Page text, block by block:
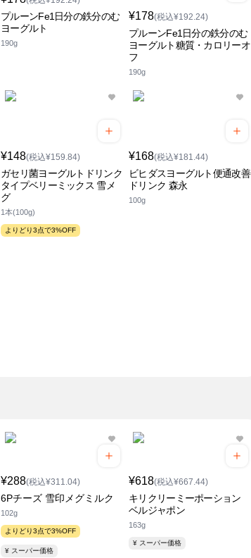
プルーンFe1日分の鉄分のむ
ヨーグルト
190g
¥178(税込¥192.24)
プルーンFe1日分の鉄分のむ
ヨーグルト糖質・カロリーオ
フ
190g
¥148(税込¥159.84)
ガセリ菌ヨーグルトドリンク
タイプベリーミックス 雪メ
グ
1本(100g)
よりどり3点で3%OFF
¥168(税込¥181.44)
ビヒダスヨーグルト便通改善
ドリンク 森永
100g
¥288(税込¥311.04)
6Pチーズ 雪印メグミルク
102g
よりどり3点で3%OFF
¥ スーパー価格
¥618(税込¥667.44)
キリクリーミーポーション
ベルジャポン
163g
¥ スーパー価格